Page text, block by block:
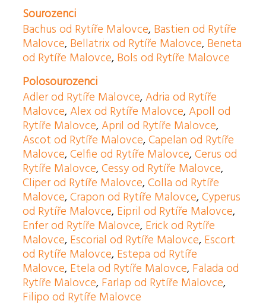
Sourozenci
Bachus od Rytíře Malovce, Bastien od Rytíře
Malovce, Bellatrix od Rytíře Malovce, Beneta
od Rytíře Malovce, Bols od Rytíře Malovce
Polosourozenci
Adler od Rytíře Malovce, Adria od Rytíře
Malovce, Alex od Rytíře Malovce, Apoll od
Rytíře Malovce, April od Rytíře Malovce,
Ascot od Rytíře Malovce,Capelan od Rytíře
Malovce,Celfie od Rytíře Malovce,Cerus od
Rytíře Malovce,Cessy od Rytíře Malovce,
Cliper od Rytíře Malovce,Colla od Rytíře
Malovce,Crapon od Rytíře Malovce,Cyperus
od Rytíře Malovce, Eipril od Rytíře Malovce,
Enfer od Rytíře Malovce, Erick od Rytíře
Malovce, Escorial od Rytíře Malovce, Escort
od Rytíře Malovce, Estepa od Rytíře
Malovce, Etela od Rytíře Malovce, Falada od
Rytíře Malovce, Farlap od Rytíře Malovce,
Filipo od Rytíře Malovce